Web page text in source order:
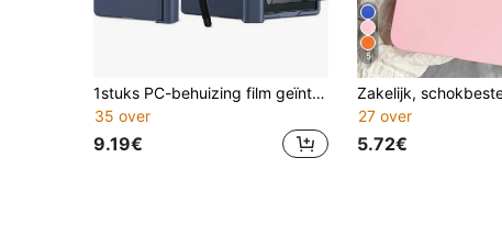
1stuks PC-behuizing film geïntegreerd pentsleufontwerp telefoonhoesje [Styluspen niet inbegrepen] Compatibel met Samsung Galaxy Z Fold 8 Ultra 7 6 5 4 3 5G
35 over
9.19€
5
27 over
5.72€